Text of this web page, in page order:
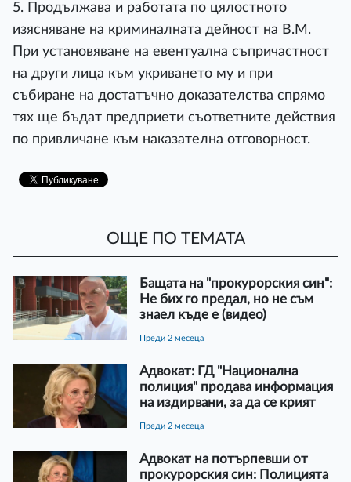
5. Продължава и работата по цялостното
изясняване на криминалната дейност на В.М.
При установяване на евентуална съпричастност
на други лица към укриването му и при
събиране на достатъчно доказателства спрямо
тях ще бъдат предприети съответните действия
по привличане към наказателна отговорност.
ОЩЕ ПО ТЕМАТА
Бащата на "прокурорския син":
Не бих го предал, но не съм
знаел къде е (видео)
преди 2 месеца
Адвокат: ГД "Национална
полиция" продава информация
на издирвани, за да се крият
преди 2 месеца
Адвокат на потърпевши от
прокурорския син: Полицията